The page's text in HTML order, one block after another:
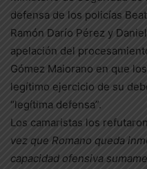
defensa de los policías
Ramón Darío Pérez y
apelación del
Gómez Maiorano en que
legítimo ejercicio de su
“legítima defensa”.
Los camaristas los
vez que Romano queda
capacidad ofensiva